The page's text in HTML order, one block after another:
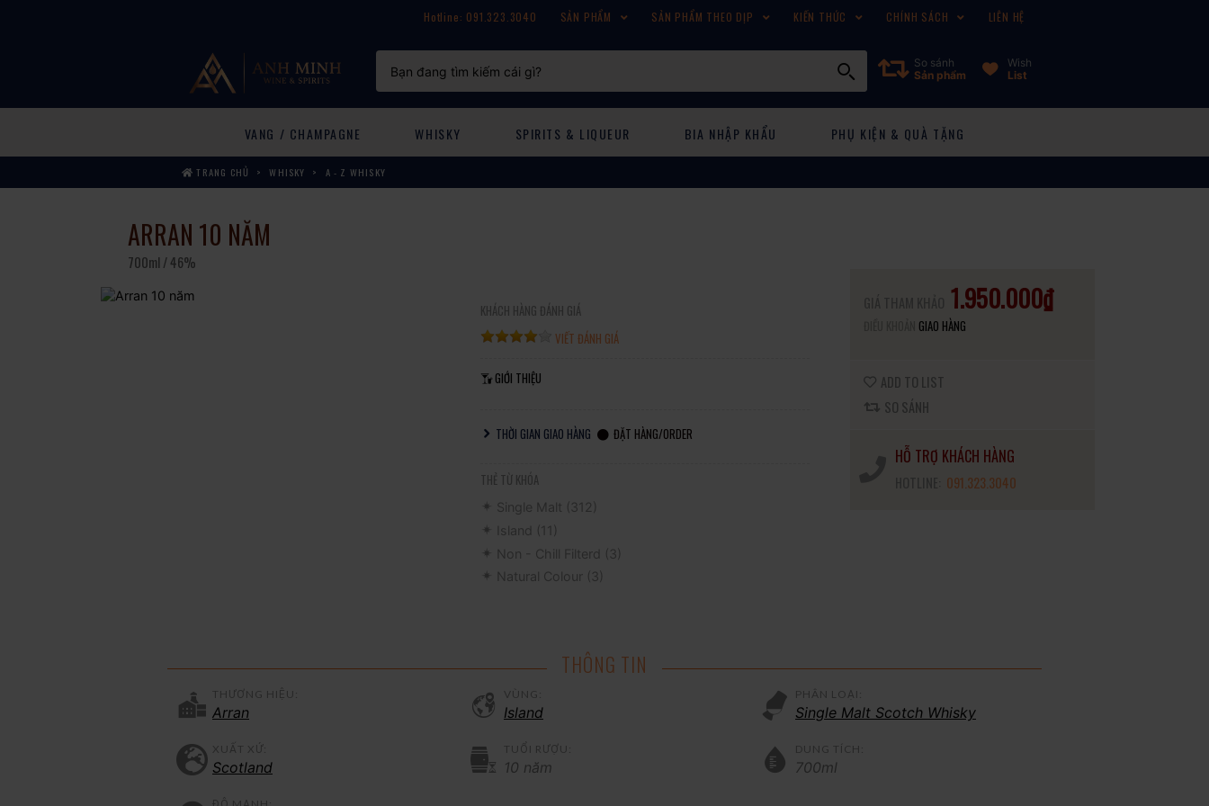
Hotline: 091.323.3040 SẢN PHẨM SẢN PHẨM THEO DỊP KIẾN THỨC CHÍNH SÁCH LIÊN HỆ
So sánh
Sản phẩm
Wish
List
VANG / CHAMPAGNE WHISKY SPIRITS & LIQUEUR BIA NHẬP KHẨU PHỤ KIỆN & QUÀ TẶNG
TRANG CHỦ WHISKY A - Z WHISKY
ARRAN 10 NĂM
700ml / 46%
1.950.000₫
GIAO HÀNG
ADD TO LIST
SO SÁNH
HỖ TRỢ KHÁCH HÀNG
091.323.3040
KHÁCH HÀNG ĐÁNH GIÁ
VIẾT ĐÁNH GIÁ
GIỚI THIỆU
THỜI GIAN GIAO HÀNG ĐẶT HÀNG/ORDER
THẺ TỪ KHÓA
Single Malt (312)
Island (11)
Non - Chill Filterd (3)
Natural Colour (3)
THÔNG TIN
THƯƠNG HIỆU:
Arran
VÙNG:
Island
PHÂN LOẠI:
Single Malt Scotch Whisky
XUẤT XỨ:
Scotland
TUỔI RƯỢU:
10 năm
DUNG TÍCH:
700ml